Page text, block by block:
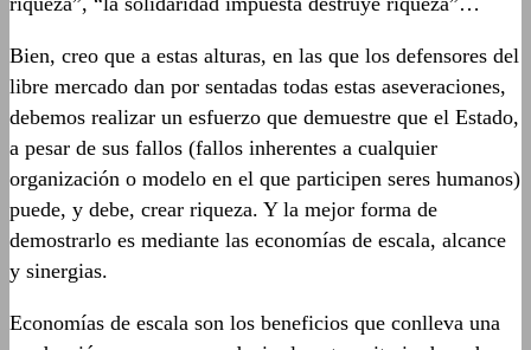
Bien, creo que a estas alturas, en las que los defensores del
libre mercado dan por sentadas todas estas aseveraciones,
debemos realizar un esfuerzo que demuestre que el Estado,
a pesar de sus fallos (fallos inherentes a cualquier
organización o modelo en el que participen seres humanos)
puede, y debe, crear riqueza. Y la mejor forma de
demostrarlo es mediante las economías de escala, alcance
y sinergias.
Economías de escala son los beneficios que conlleva una